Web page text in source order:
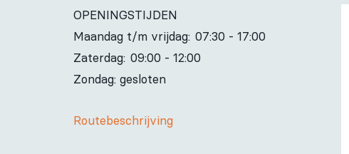
OPENINGSTIJDEN
Maandag t/m vrijdag: 07:30 - 17:00
Zaterdag: 09:00 - 12:00
Zondag: gesloten
Routebeschrijving